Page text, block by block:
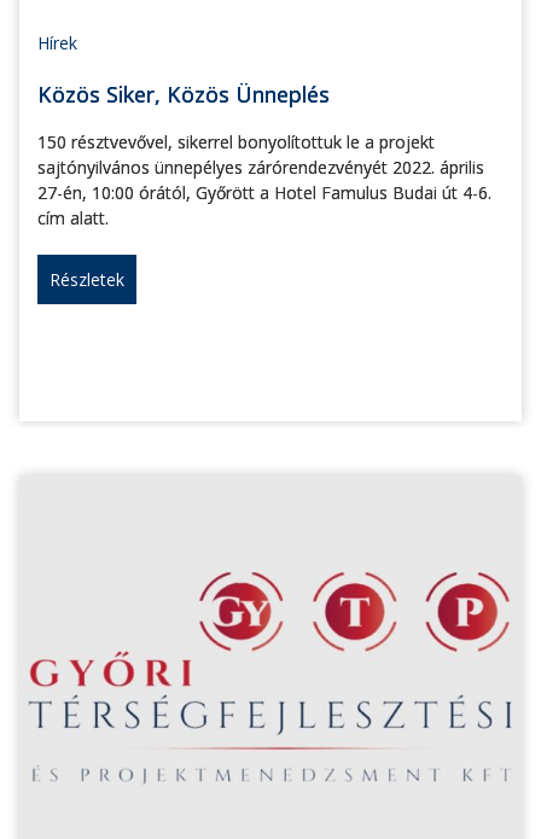
Hírek
Közös Siker, Közös Ünneplés
150 résztvevővel, sikerrel bonyolítottuk le a projekt
sajtónyilvános ünnepélyes zárórendezvényét 2022. április
27-én, 10:00 órától, Győrött a Hotel Famulus Budai út 4-6.
cím alatt.
Részletek